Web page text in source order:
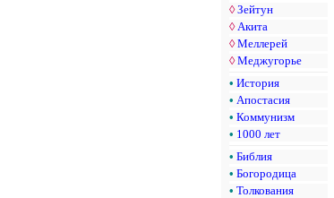
◊ Зейтун
◊ Акита
◊ Меллерей
◊ Меджугорье
• История
• Апостасия
• Коммунизм
• 1000 лет
• Библия
• Богородица
• Толкования